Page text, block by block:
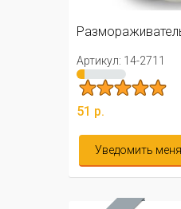
Артикул: 14-2711
51 р.
Уведомить меня